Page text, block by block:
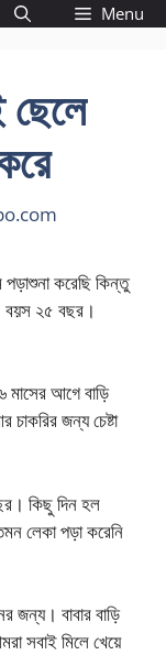
Menu
ছেলে
করেছি কিন্তু
বয়স ২৫ বছর।
মাসের আগে বাড়ি
জন্য চেষ্টা
কিছু দিন হল
লেকা পড়া করেনি
জন্য। বাবার বাড়ি
সবাই মিলে খেয়ে